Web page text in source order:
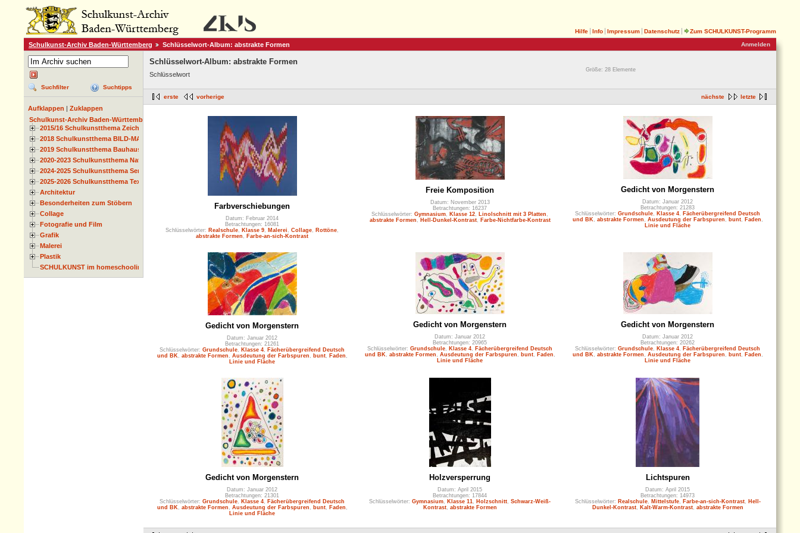
Hilfe Info Impressum Datenschutz
Zum SCHULKUNST-Programm
Anmelden
Schulkunst-Archiv Baden-Württemberg Schlüsselwort-Album: abstrakte Formen
Suchfilter Suchtipps
Aufklappen
Zuklappen
Schulkunst-Archiv Baden-Württemberg
2015/16 Schulkunstthema Zeichnen
2018 Schulkunstthema BILD-MATERIAL-OBJEKT
2019 Schulkunstthema Bauhaus
2020-2023 Schulkunstthema Natur und Zeit
2024-2025 Schulkunstthema Serie
2025-2026 Schulkunstthema Textil
Architektur
Besonderheiten zum Stöbern
Collage
Fotografie und Film
Grafik
Malerei
Plastik
SCHULKUNST im homeschooling
Schlüsselwort-Album: abstrakte Formen
Schlüsselwort
Größe: 28 Elemente
nächste letzte
erste vorherige
Farbverschiebungen
Datum: Februar 2014
Betrachtungen: 16081
Schlüsselwörter: Realschule Klasse 9 Malerei Collage Rottöne
abstrakte Formen
Farbe-an-sich-Kontrast
Freie Komposition
Datum: November 2013
Betrachtungen: 16237
Schlüsselwörter: Gymnasium Klasse 12 Linolschnitt mit 3 Platten
abstrakte Formen
Hell-Dunkel-Kontrast, Farbe-Nichtfarbe-Kontrast
Gedicht von Morgenstern
Datum: Januar 2012
Betrachtungen: 21283
Schlüsselwörter: Grundschule Klasse 4
Fächerübergreifend Deutsch
und BK
abstrakte Formen Ausdeutung der Farbspuren bunt, Faden
Linie und Fläche
Gedicht von Morgenstern
Datum: Januar 2012
Betrachtungen: 21261
Schlüsselwörter: Grundschule Klasse 4
Fächerübergreifend Deutsch
und BK
abstrakte Formen Ausdeutung der Farbspuren bunt, Faden
Linie und Fläche
Gedicht von Morgenstern
Datum: Januar 2012
Betrachtungen: 20965
Schlüsselwörter: Grundschule Klasse 4
Fächerübergreifend Deutsch
und BK
abstrakte Formen Ausdeutung der Farbspuren bunt, Faden
Linie und Fläche
Gedicht von Morgenstern
Datum: Januar 2012
Betrachtungen: 20262
Schlüsselwörter: Grundschule Klasse 4
Fächerübergreifend Deutsch
und BK
abstrakte Formen Ausdeutung der Farbspuren bunt, Faden
Linie und Fläche
Gedicht von Morgenstern
Datum: Januar 2012
Betrachtungen: 21301
Schlüsselwörter: Grundschule Klasse 4
Fächerübergreifend Deutsch
und BK
abstrakte Formen Ausdeutung der Farbspuren bunt, Faden
Linie und Fläche
Holzversperrung
Datum: April 2015
Betrachtungen: 17844
Schlüsselwörter: Gymnasium Klasse 11 Holzschnitt Schwarz-Weiß-
Kontrast, abstrakte Formen
Lichtspuren
Datum: April 2015
Betrachtungen: 14973
Schlüsselwörter: Realschule, Mittelstufe, Farbe-an-sich-Kontrast,
Hell-
Dunkel-Kontrast, Kalt-Warm-Kontrast, abstrakte Formen